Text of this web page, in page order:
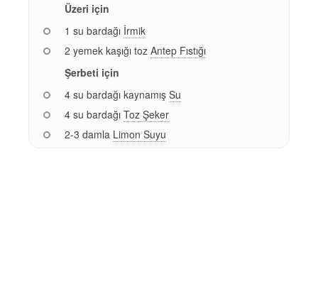
Üzeri için
1 su bardağı İrmik
2 yemek kaşığı toz Antep Fıstığı
Şerbeti için
4 su bardağı kaynamış Su
4 su bardağı Toz Şeker
2-3 damla Limon Suyu